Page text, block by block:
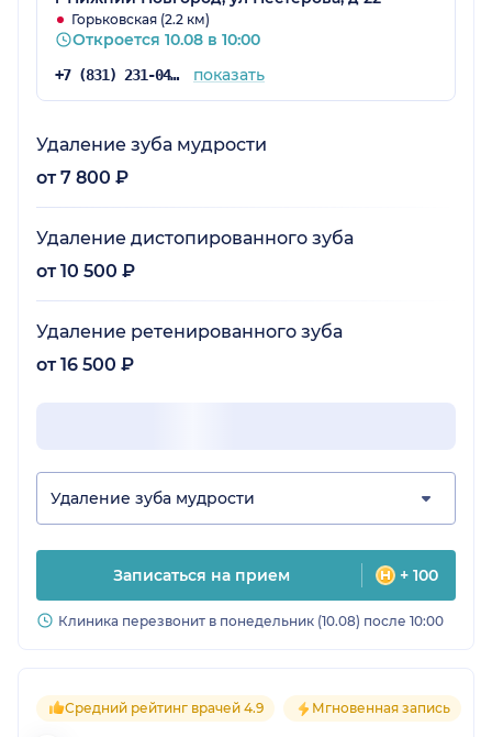
Горьковская (2.2 км)
Откроется 10.08 в 10:00
+7 (831) 231-04-18 показать
Удаление зуба мудрости
от 7 800 ₽
Удаление дистопированного зуба
от 10 500 ₽
Удаление ретенированного зуба
от 16 500 ₽
Удаление зуба мудрости
Записаться на прием + 100
Клиника перезвонит в понедельник (10.08) после 10:00
Средний рейтинг врачей 4.9 Мгновенная запись